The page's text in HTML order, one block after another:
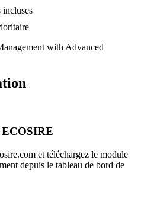
incluses
with Advanced
ECOSIRE
et téléchargez le module
depuis le tableau de bord de